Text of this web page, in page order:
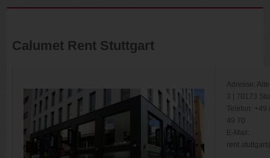
Calumet Rent Stuttgart
Adresse:
3 | 70173
Telefon: +49
49 70
E-Mail: